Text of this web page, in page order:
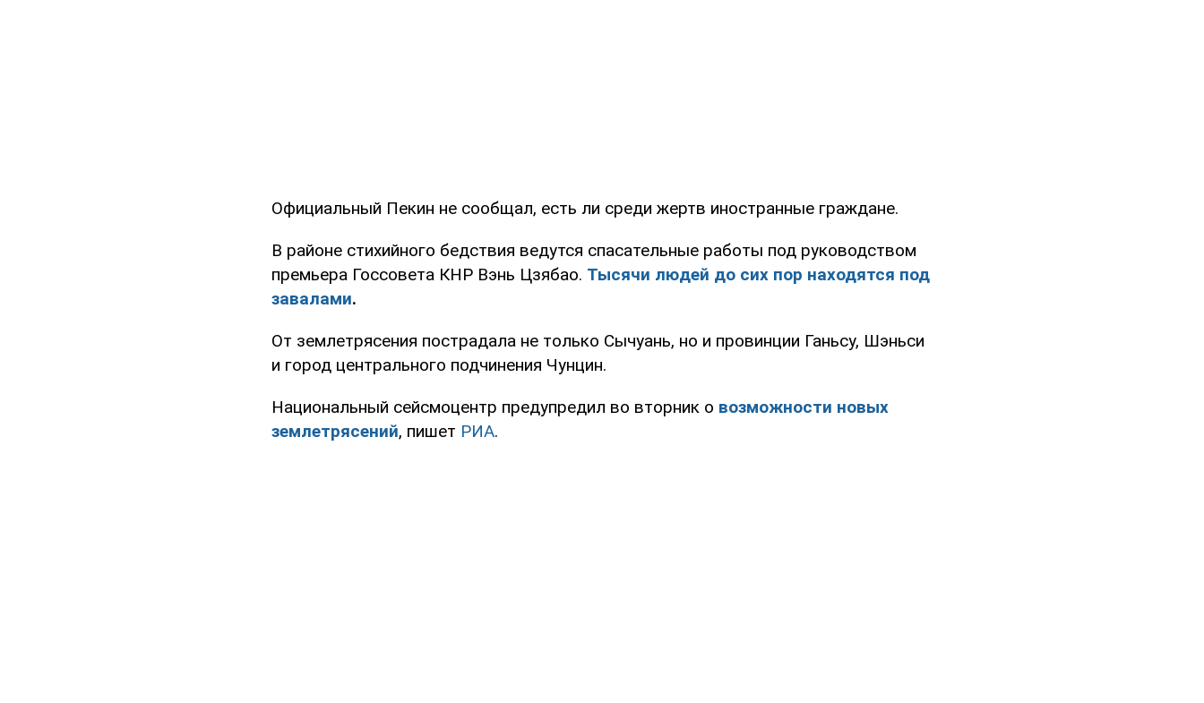
Официальный Пекин не сообщал, есть ли среди жертв иностранные граждане.
В районе стихийного бедствия ведутся спасательные работы под руководством
премьера Госсовета КНР Вэнь Цзябао. Тысячи людей до сих пор находятся под
завалами.
От землетрясения пострадала не только Сычуань, но и провинции Ганьсу, Шэньси
и город центрального подчинения Чунцин.
Национальный сейсмоцентр предупредил во вторник о возможности новых
землетрясений, пишет РИА.